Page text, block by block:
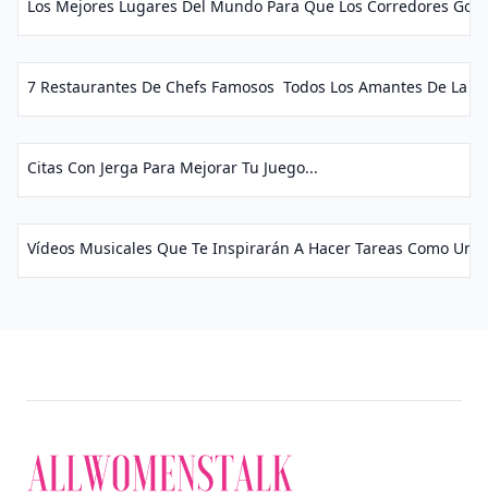
Los Mejores Lugares Del Mundo Para Que Los Corredores
7 Restaurantes De Chefs Famosos ‍ Todos Los Amantes De La
Citas Con Jerga Para Mejorar Tu Juego...
Vídeos Musicales Que Te Inspirarán A Hacer Tareas Como Un